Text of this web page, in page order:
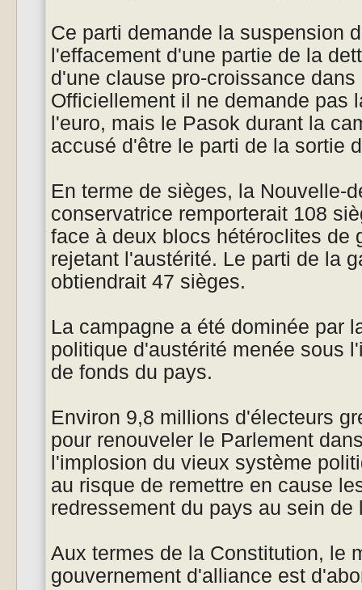
Ce parti demande la suspension
l'effacement d'une partie de la
d'une clause pro-croissance
Officiellement il ne demande pas
l'euro, mais le Pasok durant la
accusé d'être le parti de la sortie
En terme de sièges, la Nouvelle-
conservatrice remporterait 108
face à deux blocs hétéroclites de
rejetant l'austérité. Le parti de la
obtiendrait 47 sièges.
La campagne a été dominée par
politique d'austérité menée sous
de fonds du pays.
Environ 9,8 millions d'électeurs
pour renouveler le Parlement
l'implosion du vieux système
au risque de remettre en cause
redressement du pays au sein de
Aux termes de la Constitution, le
gouvernement d'alliance est